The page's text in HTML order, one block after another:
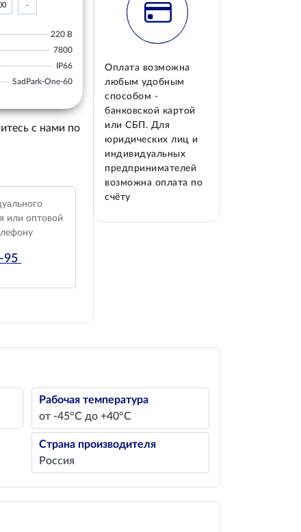
-
220 В
7800
IP66
SadPark-One-60
с нами по
или оптовой
95
Оплата возможна
любым удобным
способом -
банковской картой
или СБП. Для
юридических лиц и
индивидуальных
предпринимателей
возможна оплата по
счёту
Рабочая температура
от -45°С до +40°С
Страна производителя
Россия